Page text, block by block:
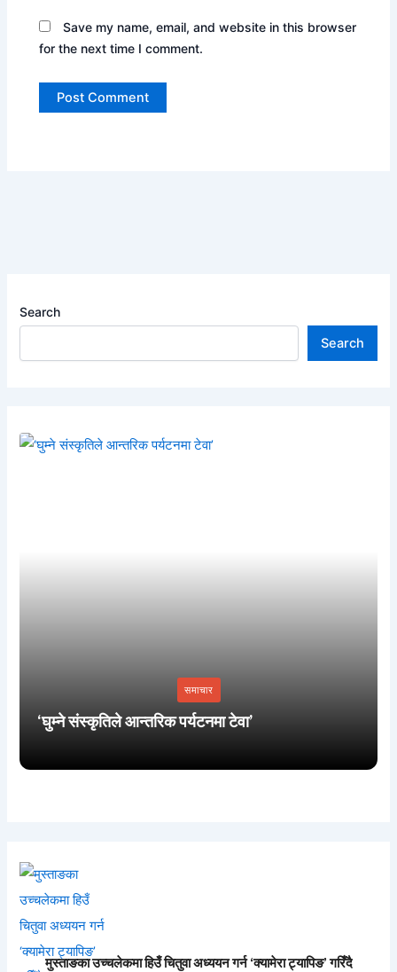
Save my name, email, and website in this browser
for the next time I comment.
Search
Search
समाचार
‘घुम्ने संस्कृतिले आन्तरिक पर्यटनमा टेवा’
मुस्ताङका उच्चलेकमा हिउँ चितुवा अध्ययन गर्न ‘क्यामेरा ट्यापिङ’ गरिँदै